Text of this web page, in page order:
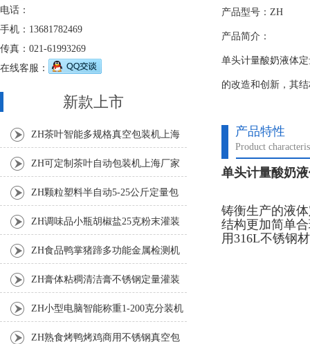
产品型号：ZH
产品简介：
单头计量酸奶液体
的改造和创新，其
产品特性
Product
单头计量酸奶
铸衡生产的液
结构更加简单
用316L不锈钢
电话：
手机：13681782469
传真：021-61993269
在线客服：
新款上市
ZH茶叶智能多规格真空包装机上海
厂家 ZH可定制茶叶自动包装机上海厂家
ZH颗粒塑料半自动5-25公斤定量包
装机 ZH调味品小瓶胡椒盐25克粉末灌装
ZH食品鸭掌猪蹄多功能金属检测机
ZH膏体粘稠清洁膏不锈钢定量灌装
机厂家 ZH小型电脑智能称重1-200克分装机
ZH熟食烤鸭烤鸡商用不锈钢真空包